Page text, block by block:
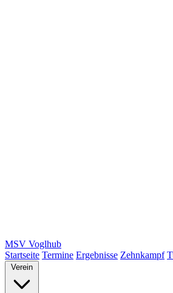
MSV Voglhub
Startseite Termine Ergebnisse Zehnkampf
Verein